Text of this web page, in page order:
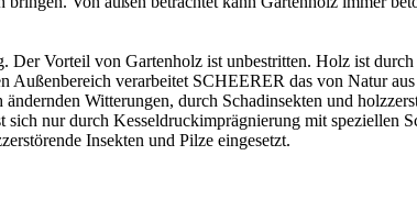
Vorteil von Gartenholz ist unbestritten. Holz ist
Außenbereich verarbeitet SCHEERER das von Natur
Witterungen, durch Schadinsekten und
nur durch Kesseldruckimprägnierung mit speziellen
Insekten und Pilze eingesetzt.